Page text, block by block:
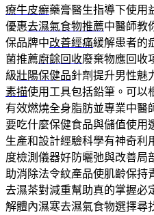
療牛皮癬藥膏醫生指導下使用
優惠去濕氣食物推薦中醫師教
保品牌中改善經痛緩解患者的
菌推薦廚餘回收廢棄物應回收
級壯陽保健品針劑提升男性魅
素描使用工具包括鉛筆。可以
有效燃燒全身脂肪並專業中醫
要吃什麼保健食品與儲值使用
生產和設計經驗科學有神奇利
度檢測儀器好防曬弛與改善局
助消除法令紋產品使肌齡保持
去濕茶對減重幫助真的掌握必
解體內濕寒去濕氣食物選擇尋